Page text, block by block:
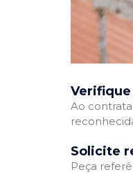
Ao
Solicite
Peça